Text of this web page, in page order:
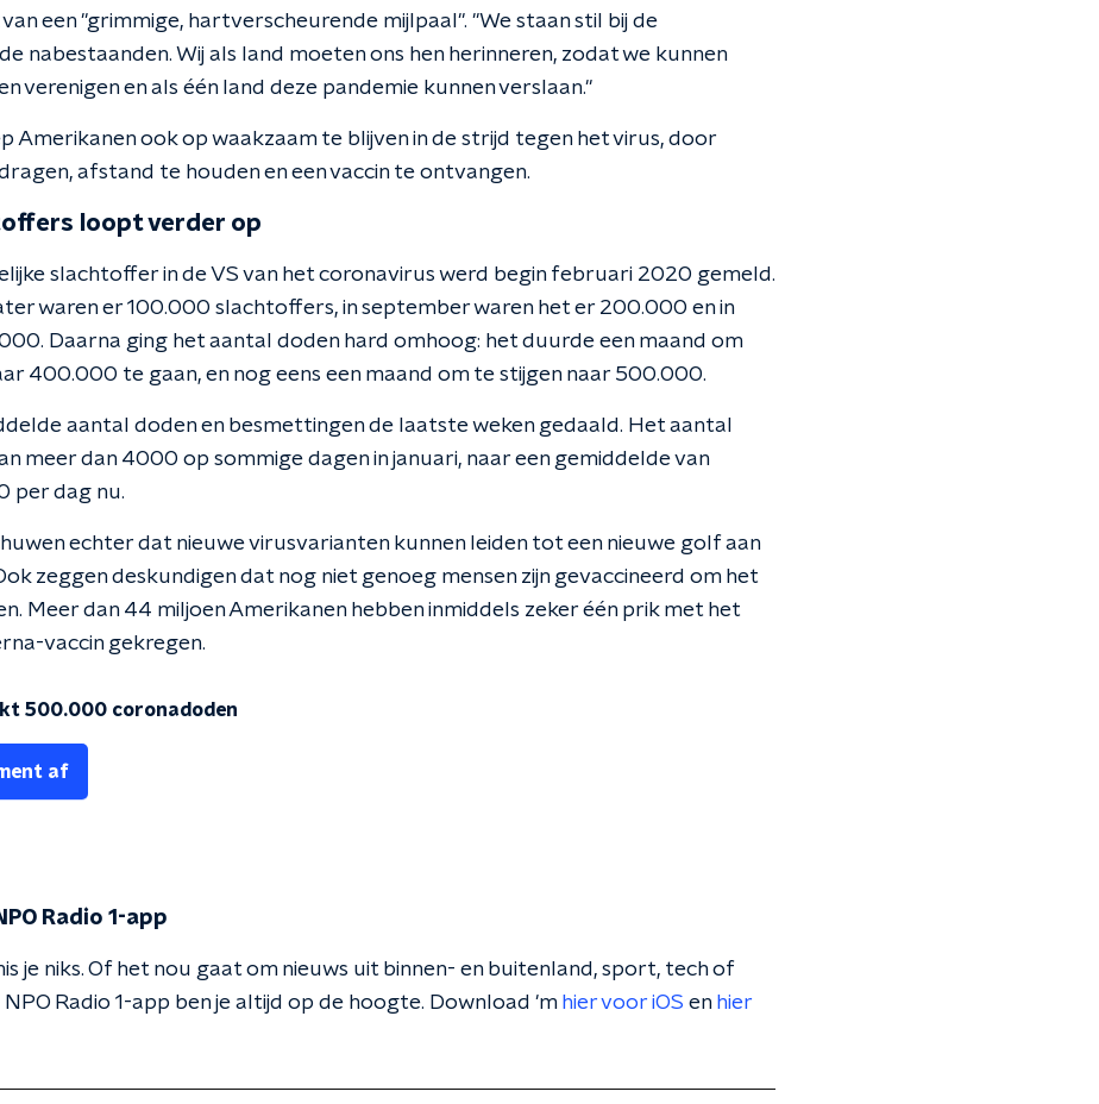
van een "grimmige, hartverscheurende mijlpaal". "We staan stil bij de
nabestaanden. Wij als land moeten ons hen herinneren, zodat we kunnen
verenigen en als één land deze pandemie kunnen verslaan."
Amerikanen ook op waakzaam te blijven in de strijd tegen het virus, door
afstand te houden en een vaccin te ontvangen.
loopt verder op
slachtoffer in de VS van het coronavirus werd begin februari 2020 gemeld.
waren er 100.000 slachtoffers, in september waren het er 200.000 en in
Daarna ging het aantal doden hard omhoog: het duurde een maand om
400.000 te gaan, en nog eens een maand om te stijgen naar 500.000.
aantal doden en besmettingen de laatste weken gedaald. Het aantal
meer dan 4000 op sommige dagen in januari, naar een gemiddelde van
per dag nu.
echter dat nieuwe virusvarianten kunnen leiden tot een nieuwe golf aan
zeggen deskundigen dat nog niet genoeg mensen zijn gevaccineerd om het
Meer dan 44 miljoen Amerikanen hebben inmiddels zeker één prik met het
vaccin gekregen.
500.000 coronadoden
af
Radio 1-app
je niks. Of het nou gaat om nieuws uit binnen- en buitenland, sport, tech of
Radio 1-app ben je altijd op de hoogte. Download 'm hier voor iOS en hier